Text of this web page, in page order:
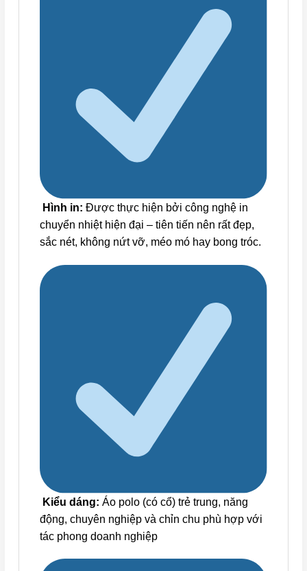
Hình in: Được thực hiện bởi công nghệ in
chuyển nhiệt hiện đại – tiên tiến nên rất đẹp,
sắc nét, không nứt vỡ, méo mó hay bong tróc.
Kiểu dáng: Áo polo (có cổ) trẻ trung, năng
động, chuyên nghiệp và chỉn chu phù hợp với
tác phong doanh nghiệp